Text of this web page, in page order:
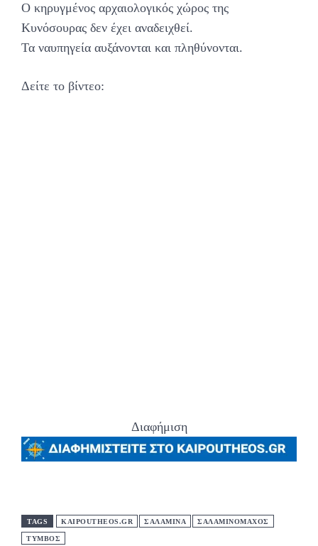
Ο κηρυγμένος αρχαιολογικός χώρος της
Κυνόσουρας δεν έχει αναδειχθεί.
Τα ναυπηγεία αυξάνονται και πληθύνονται.
Δείτε το βίντεο:
Διαφήμιση
TAGS KAIPOUTHEOS.GR ΣΑΛΑΜΙΝΑ ΣΑΛΑΜΙΝΟΜΑΧΟΣ
ΤΥΜΒΟΣ